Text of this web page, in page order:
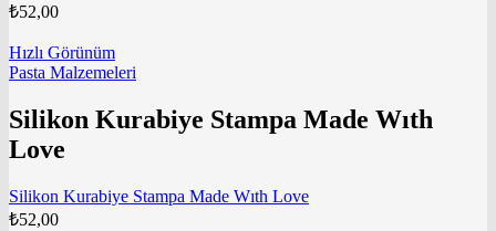
₺52,00
Hızlı Görünüm
Pasta Malzemeleri
Silikon Kurabiye Stampa Made Wıth
Love
Silikon Kurabiye Stampa Made Wıth Love
₺52,00